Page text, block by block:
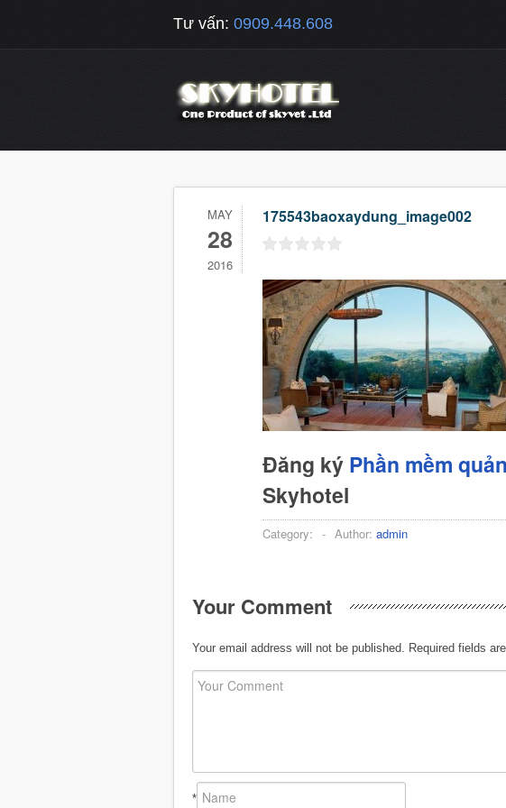
Tư vấn: 0909.448.608
MAY
28
2016
175543baoxaydung_image002
Đăng ký Phần mềm
Skyhotel
Category: - Author: admin
Your Comment
Your email address will not be published. Required fields
*